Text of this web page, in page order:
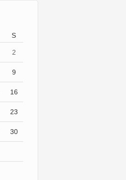
S
2
9
16
23
30